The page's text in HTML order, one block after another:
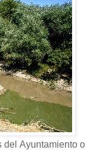
del Ayuntamiento o